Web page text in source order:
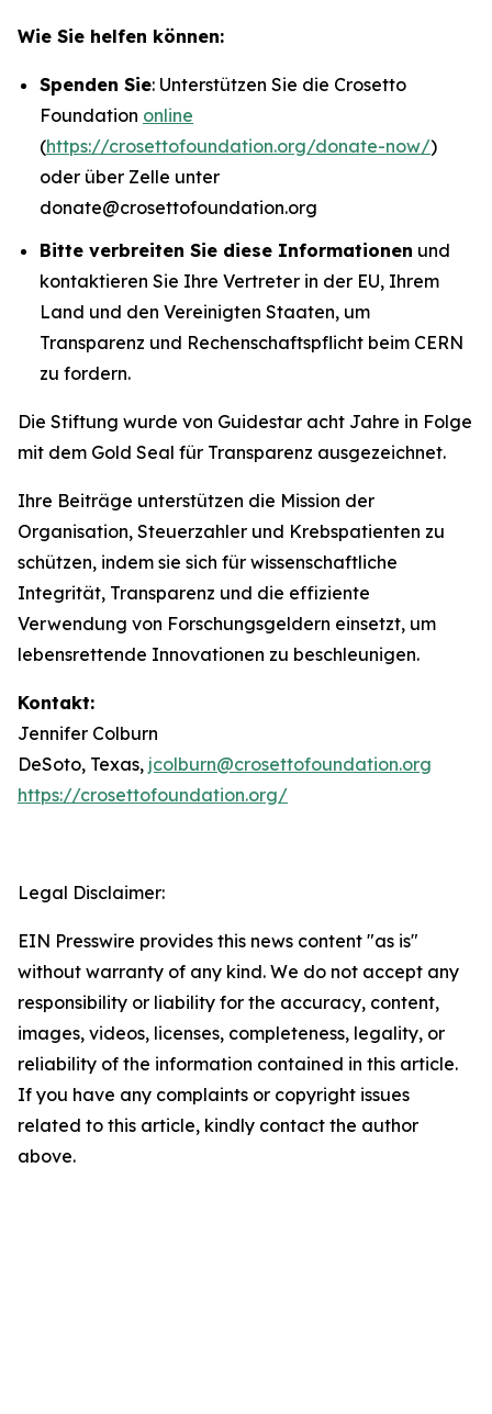
Wie Sie helfen können:
Spenden Sie: Unterstützen Sie die Crosetto
Foundation online
(https://crosettofoundation.org/donate-now/)
oder über Zelle unter
donate@crosettofoundation.org
Bitte verbreiten Sie diese Informationen und
kontaktieren Sie Ihre Vertreter in der EU, Ihrem
Land und den Vereinigten Staaten, um
Transparenz und Rechenschaftspflicht beim CERN
zu fordern.
Die Stiftung wurde von Guidestar acht Jahre in Folge
mit dem Gold Seal für Transparenz ausgezeichnet.
Ihre Beiträge unterstützen die Mission der
Organisation, Steuerzahler und Krebspatienten zu
schützen, indem sie sich für wissenschaftliche
Integrität, Transparenz und die effiziente
Verwendung von Forschungsgeldern einsetzt, um
lebensrettende Innovationen zu beschleunigen.
Kontakt:
Jennifer Colburn
DeSoto, Texas, jcolburn@crosettofoundation.org
https://crosettofoundation.org/
Legal Disclaimer:
EIN Presswire provides this news content "as is"
without warranty of any kind. We do not accept any
responsibility or liability for the accuracy, content,
images, videos, licenses, completeness, legality, or
reliability of the information contained in this article.
If you have any complaints or copyright issues
related to this article, kindly contact the author
above.